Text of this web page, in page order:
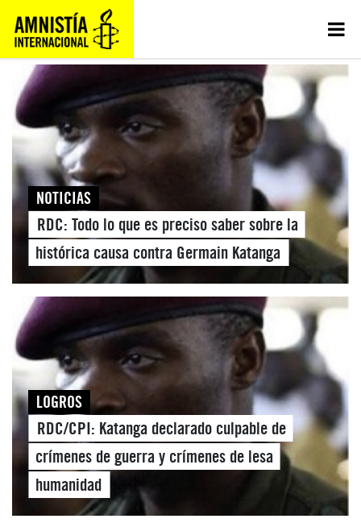
NOTICIAS
RDC: Todo lo que es preciso saber sobre la
histórica causa contra Germain Katanga
LOGROS
RDC/CPI: Katanga declarado culpable de
crímenes de guerra y crímenes de lesa
humanidad